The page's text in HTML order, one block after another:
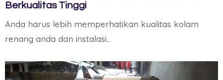
Berkualitas Tinggi
Anda harus lebih memperhatikan kualitas kolam
renang anda dan instalasi…